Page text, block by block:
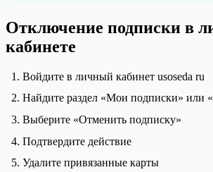
Отключение подписки в
кабинете
Войдите в личный кабинет usoseda ru
Найдите раздел «Мои подписки» или
Выберите «Отменить подписку»
Подтвердите действие
Удалите привязанные карты